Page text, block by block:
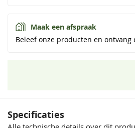
Maak een afspraak
Beleef onze producten en ontvang
Specificaties